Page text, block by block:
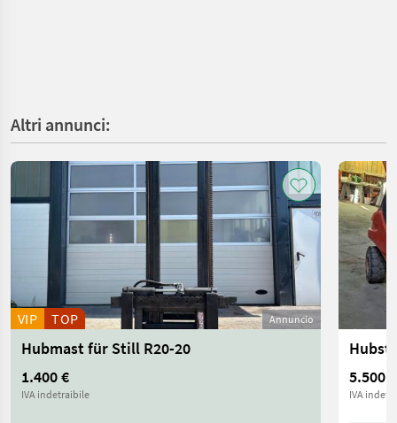
Altri annunci:
Annuncio
VIP TOP
Hubmast für Still R20-20
1.400 €
IVA indetraibile
5.500 €
IVA